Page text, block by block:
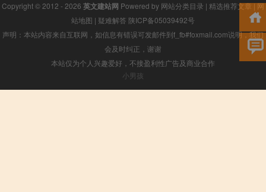
Copyright © 2012 - 2026 英文建站网 Powered by 网站分类目录 | 精选推荐文章|网
站地图 | 疑难解答 陕ICP备05039492号
声明：本站内容来自互联网，如信息有错误可发邮件到f_fb#foxmail.com说明，我们
会及时纠正，谢谢
本站仅为个人兴趣爱好，不接盈利性广告及商业合作
小男孩